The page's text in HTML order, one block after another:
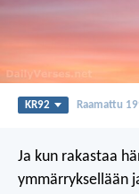
KR92 Raamattu
Ja kun rakastaa
ymmärryksellään